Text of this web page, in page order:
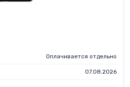
Оплачивается отдельно
07.08.2026